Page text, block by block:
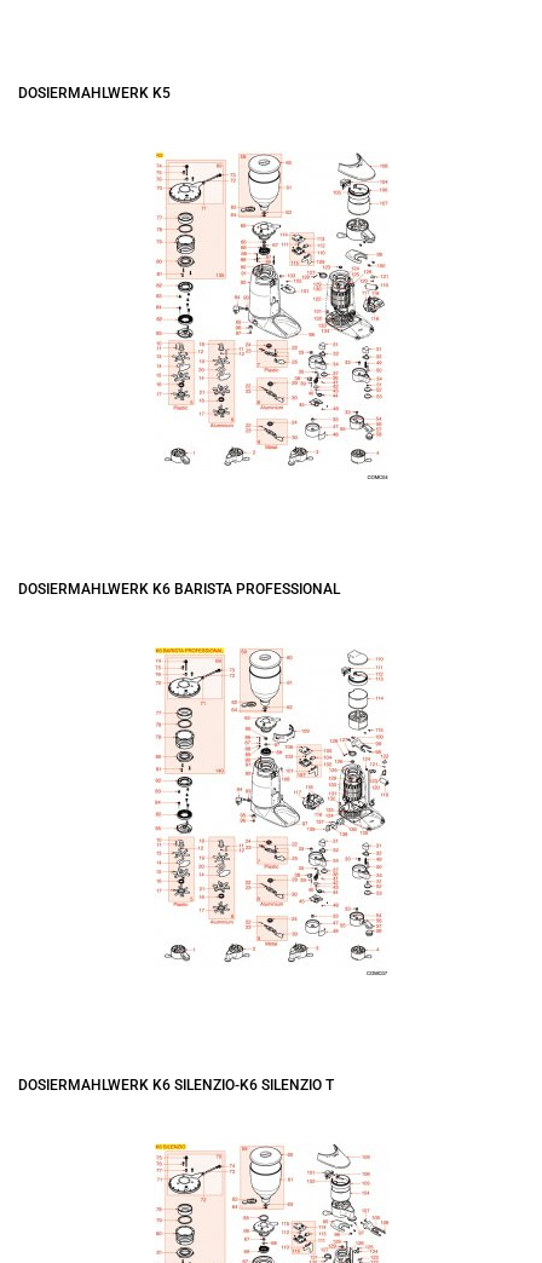
DOSIERMAHLWERK K5
DOSIERMAHLWERK K6 BARISTA PROFESSIONAL
DOSIERMAHLWERK K6 SILENZIO-K6 SILENZIO T